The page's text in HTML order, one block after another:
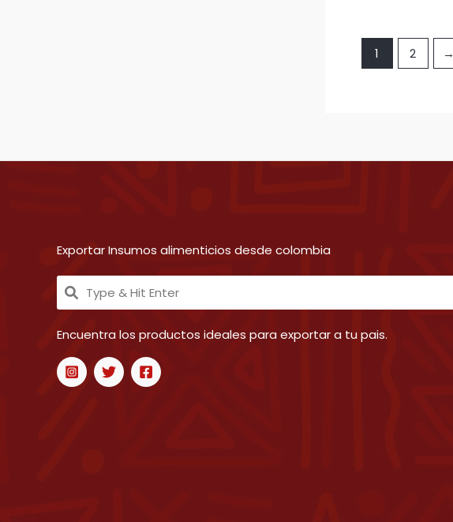
1 2 →
Exportar Insumos alimenticios desde colombia
Encuentra los productos ideales para exportar a tu pais.